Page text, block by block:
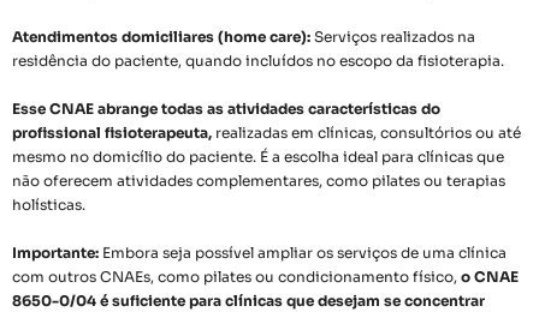
Atendimentos domiciliares (home care): Serviços realizados na
residência do paciente, quando incluídos no escopo da fisioterapia.
Esse CNAE abrange todas as atividades características do
profissional fisioterapeuta, realizadas em clínicas, consultórios ou até
mesmo no domicílio do paciente. É a escolha ideal para clínicas que
não oferecem atividades complementares, como pilates ou terapias
holísticas.
Importante: Embora seja possível ampliar os serviços de uma clínica
com outros CNAEs, como pilates ou condicionamento físico, o CNAE
8650-0/04 é suficiente para clínicas que desejam se concentrar